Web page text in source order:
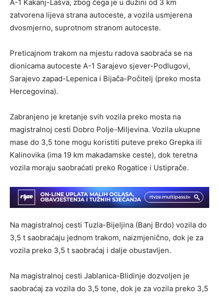
A-1 Kakanj-Lašva, zbog čega je u dužini od 3 km
zatvorena lijeva strana autoceste, a vozila usmjerena
dvosmjerno, suprotnom stranom autoceste.
Preticajnom trakom na mjestu radova saobraća se na
dionicama autoceste A-1 Sarajevo sjever-Podlugovi,
Sarajevo zapad-Lepenica i Bijača-Počitelj (preko mosta
Hercegovina).
Zabranjeno je kretanje svih vozila preko mosta na
magistralnoj cesti Dobro Polje-Miljevina. Vozila ukupne
mase do 3,5 tone mogu koristiti puteve preko Grepka ili
Kalinovika (ima 19 km makadamske ceste), dok teretna
vozila moraju saobraćati preko Rogatice i Ustiprače.
Na magistralnoj cesti Tuzla-Bijeljina (Banj Brdo) vozila do
3,5 t saobraćaju jednom trakom, naizmjenično, dok je za
vozila preko 3,5 t saobraćaj i dalje obustavljen.
Na magistralnoj cesti Jablanica-Blidinje dozvoljen je
saobraćaj za vozila do 3,5 tone, dok je za vozila preko 3,5